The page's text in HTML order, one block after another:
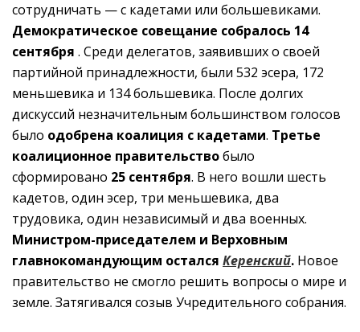
сотрудничать — с кадетами или большевиками.
Демократическое совещание собралось 14
сентября . Среди делегатов, заявивших о своей
партийной принадлежности, были 532 эсера, 172
меньшевика и 134 большевика. После долгих
дискуссий незначительным большинством голосов
было одобрена коалиция с кадетами. Третье
коалиционное правительствобыло
сформировано 25 сентября. В него вошли шесть
кадетов, один эсер, три меньшевика, два
трудовика, один независимый и два военных.
Министром-приседателем и Верховным
главнокомандующим остался Керенский. Новое
правительство не смогло решить вопросы о мире и
земле. Затягивался созыв Учредительного собрания.